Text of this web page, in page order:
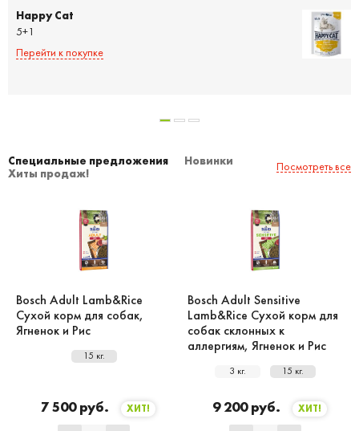
Happy Cat
5+1
Перейти к покупке
Специальные предложения
Новинки
Хиты продаж!
Посмотреть все
Bosch Adult Lamb&Rice
Сухой корм для собак,
Ягненок и Рис
15 кг.
7 500 руб. ХИТ!
Bosch Adult Sensitive
Lamb&Rice Сухой корм для
собак склонных к
аллергиям, Ягненок и Рис
3 кг. 15 кг.
9 200 руб. ХИТ!